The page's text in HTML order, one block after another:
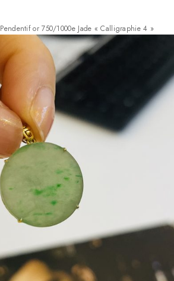
Pendentif or 750/1000e Jade « Calligraphie 4 »